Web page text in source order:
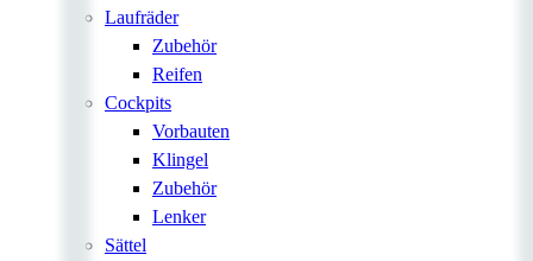
Laufräder
Zubehör
Reifen
Cockpits
Vorbauten
Klingel
Zubehör
Lenker
Sättel